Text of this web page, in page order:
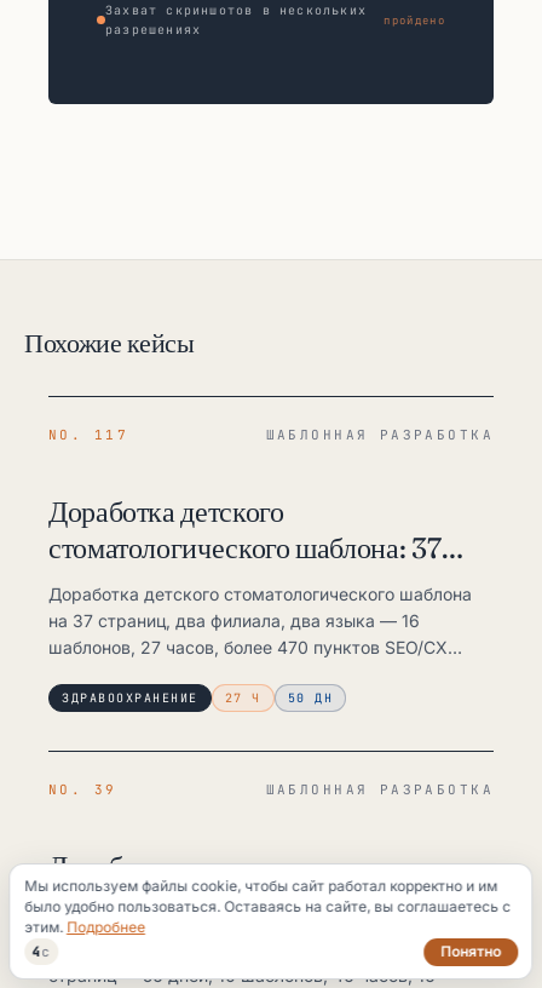
Захват скриншотов в нескольких
разрешениях
пройдено
Похожие кейсы
NO. 117 ШАБЛОННАЯ РАЗРАБОТКА
Доработка детского
стоматологического шаблона: 37
страниц за 50 дней
Доработка детского стоматологического шаблона
на 37 страниц, два филиала, два языка — 16
шаблонов, 27 часов, более 470 пунктов SEO/CX
ЗДРАВООХРАНЕНИЕ 27 Ч 50 ДН
NO. 39 ШАБЛОННАЯ РАЗРАБОТКА
Доработка стоматологического
шаблона на 30 страниц за 56 дней
Доработка стоматологического шаблона на 30
страниц — 56 дней, 10 шаблонов, 46 часов, 16
Мы используем файлы cookie, чтобы сайт работал корректно и им
было удобно пользоваться. Оставаясь на сайте, вы соглашаетесь с
этим. Подробнее
3с Понятно